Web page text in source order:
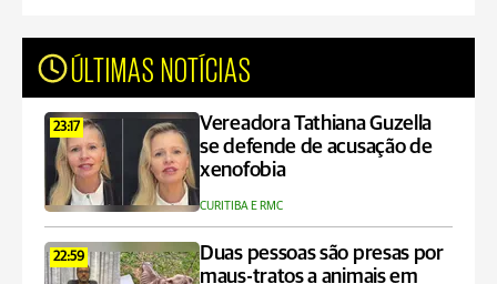
ÚLTIMAS NOTÍCIAS
23:17
Vereadora Tathiana Guzella
se defende de acusação de
xenofobia
CURITIBA E RMC
22:59
Duas pessoas são presas por
maus-tratos a animais em